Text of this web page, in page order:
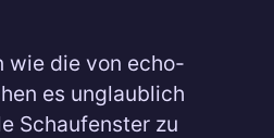
wie die von echo-
es unglaublich
Schaufenster zu